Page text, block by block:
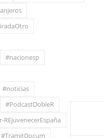
#nacionesp
#noticias
#PodcastDobleR
REjuvenecerEspaña
#TramitDocum